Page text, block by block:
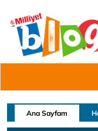
Ana Sayfam